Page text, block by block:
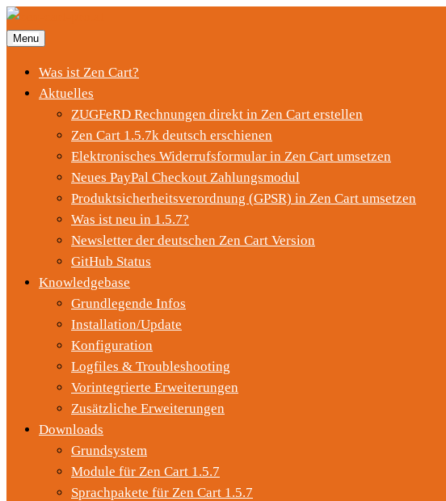
Menu
Was ist Zen Cart?
Aktuelles
ZUGFeRD Rechnungen direkt in Zen Cart erstellen
Zen Cart 1.5.7k deutsch erschienen
Elektronisches Widerrufsformular in Zen Cart umsetzen
Neues PayPal Checkout Zahlungsmodul
Produktsicherheitsverordnung (GPSR) in Zen Cart umsetzen
Was ist neu in 1.5.7?
Newsletter der deutschen Zen Cart Version
GitHub Status
Knowledgebase
Grundlegende Infos
Installation/Update
Konfiguration
Logfiles & Troubleshooting
Vorintegrierte Erweiterungen
Zusätzliche Erweiterungen
Downloads
Grundsystem
Module für Zen Cart 1.5.7
Sprachpakete für Zen Cart 1.5.7